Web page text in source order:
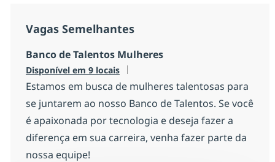
Vagas Semelhantes
Banco de Talentos Mulheres
Disponível em 9 locais
Estamos em busca de mulheres talentosas para
se juntarem ao nosso Banco de Talentos. Se você
é apaixonada por tecnologia e deseja fazer a
diferença em sua carreira, venha fazer parte da
nossa equipe!